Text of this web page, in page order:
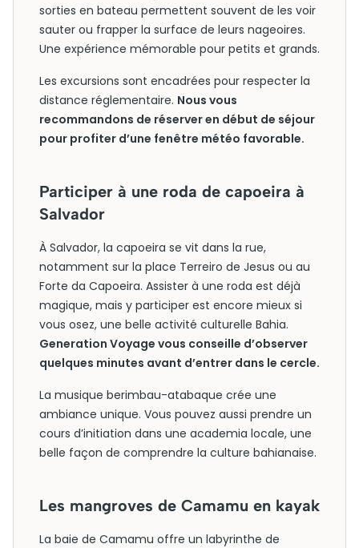
sorties en bateau permettent souvent de les voir
sauter ou frapper la surface de leurs nageoires.
Une expérience mémorable pour petits et grands.
Les excursions sont encadrées pour respecter la
distance réglementaire. Nous vous
recommandons de réserver en début de séjour
pour profiter d’une fenêtre météo favorable.
Participer à une roda de capoeira à
Salvador
À Salvador, la capoeira se vit dans la rue,
notamment sur la place Terreiro de Jesus ou au
Forte da Capoeira. Assister à une roda est déjà
magique, mais y participer est encore mieux si
vous osez, une belle activité culturelle Bahia.
Generation Voyage vous conseille d’observer
quelques minutes avant d’entrer dans le cercle.
La musique berimbau-atabaque crée une
ambiance unique. Vous pouvez aussi prendre un
cours d’initiation dans une academia locale, une
belle façon de comprendre la culture bahianaise.
Les mangroves de Camamu en kayak
La baie de Camamu offre un labyrinthe de